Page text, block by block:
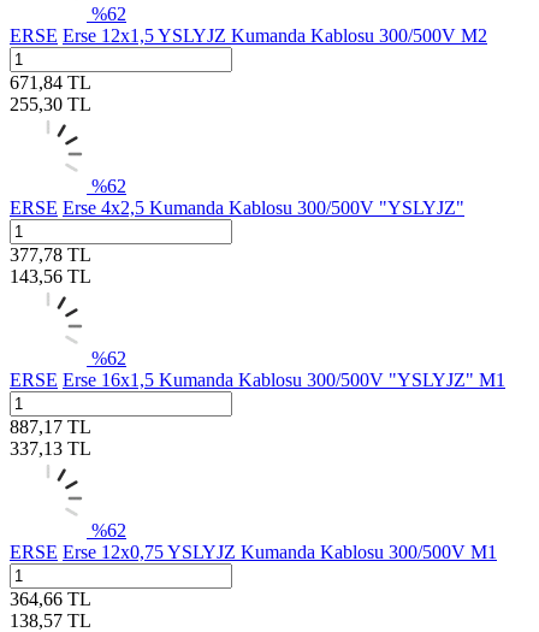
%62
ERSE Erse 12x1,5 YSLYJZ Kumanda Kablosu 300/500V M2
671,84 TL
255,30 TL
%62
ERSE Erse 4x2,5 Kumanda Kablosu 300/500V "YSLYJZ"
377,78 TL
143,56 TL
%62
ERSE Erse 16x1,5 Kumanda Kablosu 300/500V "YSLYJZ" M1
887,17 TL
337,13 TL
%62
ERSE Erse 12x0,75 YSLYJZ Kumanda Kablosu 300/500V M1
364,66 TL
138,57 TL